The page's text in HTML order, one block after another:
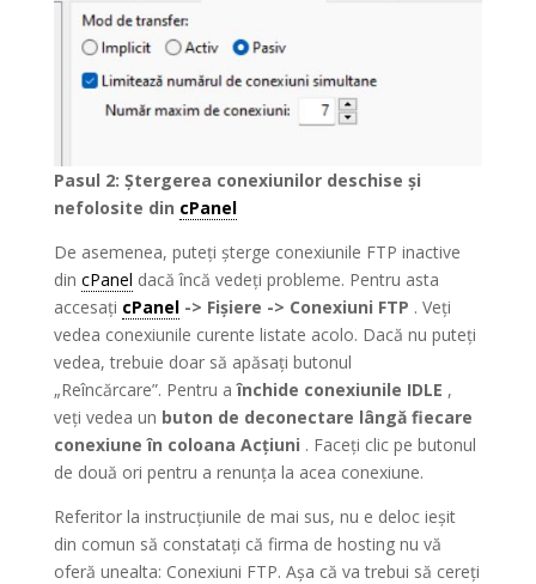
Pasul 2: Ștergerea conexiunilor deschise și
nefolosite din cPanel
De asemenea, puteți șterge conexiunile FTP inactive
din cPanel dacă încă vedeți probleme. Pentru asta
accesați cPanel-> Fișiere -> Conexiuni FTP . Veți
vedea conexiunile curente listate acolo. Dacă nu puteți
vedea, trebuie doar să apăsați butonul
„Reîncărcare”. Pentru aînchide conexiunile IDLE ,
veți vedea un buton de deconectare lângă fiecare
conexiune în coloana Acțiuni . Faceți clic pe butonul
de două ori pentru a renunța la acea conexiune.
Referitor la instrucțiunile de mai sus, nu e deloc ieșit
din comun să constatați că firma de hosting nu vă
oferă unealta: Conexiuni FTP. Așa că va trebui să cereți